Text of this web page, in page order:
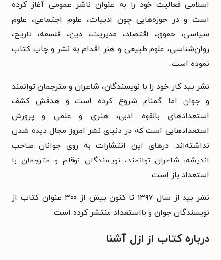
اسلامی فعالیت خود را به عنوان ناشر عمومی آغاز کرده
است و در حوزه‌هایی چون ادبیات، علوم اجتماعی، علوم
سیاسی، حقوق، اقتصاد، مدیریت، دین، فلسفه، تاریخ،‌
روان‌شناسی، علوم طبیعی و هنر اقدام به نشر و چاپ کتاب
نموده است.
نشر بید کار خود را با نویسندگان، شاعران و مترجمان توانمند
و جوان اما گمنام شروع کرده است و هدفش کشف
استعدادهای بالقوه‌ ادبی، هنری و علمی و پرورش
استعدادهایی است که در دنیای نشر امروز مجال دیده شدن
نداشته‌اند. درهای این انتشارات به روی جوانان صاحب
اندیشه، شاعران توانمند، نویسندگان نوقلم و مترجمان با
استعداد باز است.
نشر بید از سال ۱۳۹۷ تا کنون بیش از ۳۰۰ عنوان کتاب از
نویسندگان جوان و بااستعداد منتشر کرده است.
درباره کتاب از ازل آشنا